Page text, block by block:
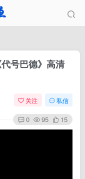
号巴德》高清
关注 私信
0 95 15